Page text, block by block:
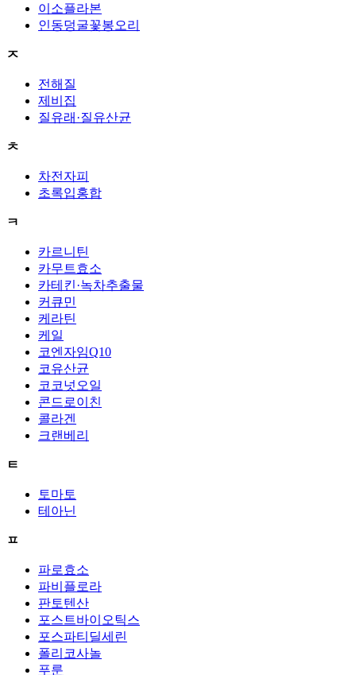
이소플라본
인동덩굴꽃봉오리
ㅈ
전해질
제비집
질유래·질유산균
ㅊ
차전자피
초록입홍합
ㅋ
카르니틴
카무트효소
카테킨·녹차추출물
커큐민
케라틴
케일
코엔자임Q10
코유산균
코코넛오일
콘드로이친
콜라겐
크랜베리
ㅌ
토마토
테아닌
ㅍ
파로효소
파비플로라
판토텐산
포스트바이오틱스
포스파티딜세린
폴리코사놀
푸룬